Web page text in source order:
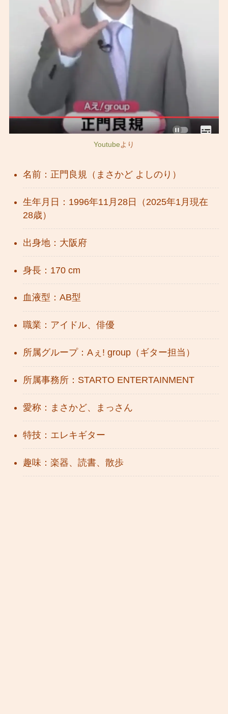
Youtubeより
名前：正門良規（まさかど よしのり）
生年月日：1996年11月28日（2025年1月現在
28歳）
出身地：大阪府
身長：170 cm
血液型：AB型
職業：アイドル、俳優
所属グループ：Aぇ! group（ギター担当）
所属事務所：STARTO ENTERTAINMENT
愛称：まさかど、まっさん
特技：エレキギター
趣味：楽器、読書、散歩